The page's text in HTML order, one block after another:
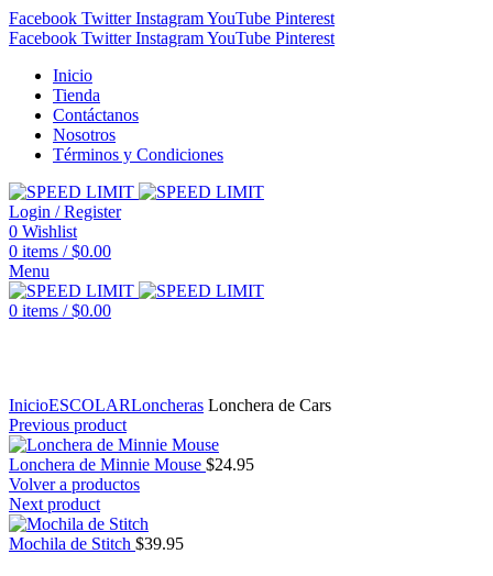
Facebook Twitter InstagramYouTube Pinterest
Facebook Twitter InstagramYouTube Pinterest
Inicio
Tienda
Contáctanos
Nosotros
Términos y Condiciones
Login / Register
0 Wishlist
0 items / $0.00
Menu
0 items / $0.00
InicioESCOLARLoncheras Lonchera de Cars
Previous product
Lonchera de Minnie Mouse $24.95
Volver a productos
Next product
Mochila de Stitch $39.95